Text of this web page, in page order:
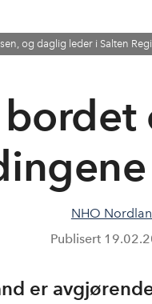
og daglig leder i Salten
NHO
Publisert
er